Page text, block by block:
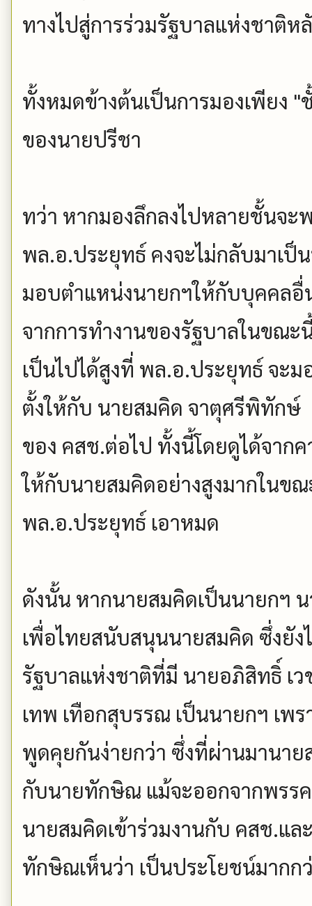
ทางไปสู่การร่วมรัฐบาลแห่งชาติห
ทั้งหมดข้างต้นเป็นการมองเพียง
ของนายปรีชา
ทว่า หากมองลึกลงไปหลายชั้นจ
พล.อ.ประยุทธ์ คงจะไม่กลับมาเป็
มอบตำแหน่งนายกฯให้กับบุคคลอื่
จากการทำงานของรัฐบาลในขณ
เป็นไปได้สูงที่ พล.อ.ประยุทธ์ จะ
ตั้งให้กับ นายสมคิด จาตุศรีพิทักษ์
ของ คสช.ต่อไป ทั้งนี้โดยดูได้จาก
ให้กับนายสมคิดอย่างสูงมากในข
พล.อ.ประยุทธ์ เอาหมด
ดังนั้น หากนายสมคิดเป็นนายกฯ
เพื่อไทยสนับสนุนนายสมคิด ซึ่งยัง
รัฐบาลแห่งชาติที่มี นายอภิสิทธิ์ เ
เทพ เทือกสุบรรณ เป็นนายกฯ เพ
พูดคุยกันง่ายกว่า ซึ่งที่ผ่านมานา
กับนายทักษิณ แม้จะออกจากพรร
นายสมคิดเข้าร่วมงานกับ คสช.แ
ทักษิณเห็นว่า เป็นประโยชน์มากก